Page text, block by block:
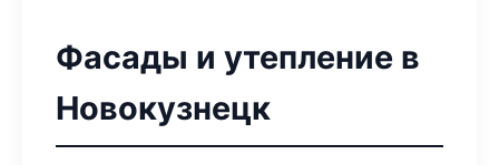
Фасады и утепление в
Новокузнецк